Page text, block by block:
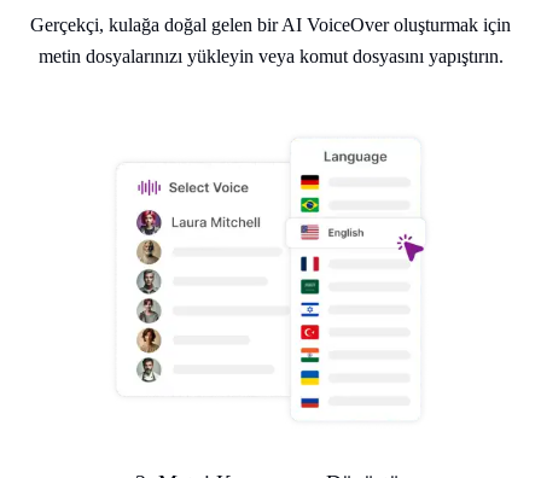
Gerçekçi, kulağa doğal gelen bir AI VoiceOver oluşturmak için
metin dosyalarınızı yükleyin veya komut dosyasını yapıştırın.